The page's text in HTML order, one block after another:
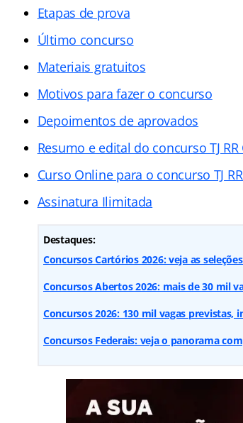
Etapas de prova
Último concurso
Materiais gratuitos
Motivos para fazer o concurso
Depoimentos de aprovados
Resumo e edital do concurso TJ
Curso Online para o concurso TJ
Assinatura Ilimitada
Destaques:
Concursos Cartórios 2026: veja as
Concursos Abertos 2026: mais de 30 mil
Concursos 2026: 130 mil vagas previstas,
Concursos Federais: veja o panorama